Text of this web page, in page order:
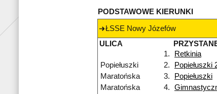
PODSTAWOWE KIERUNKI
ŁSSE Nowy Józefów
ULICA
1.
Retkinia
Popiełuszki
2. Popiełuszki
Maratońska
3. Popiełuszki
Maratońska
4.